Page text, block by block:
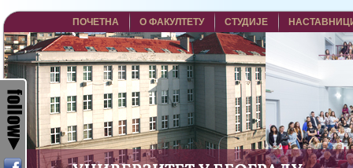
ПОЧЕТНА О ФАКУЛТЕТУ СТУДИЈЕ